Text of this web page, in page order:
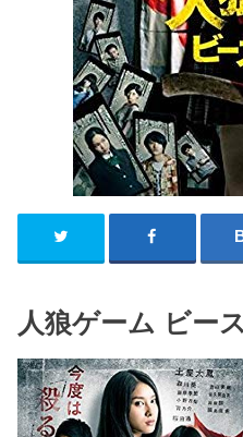
人狼ゲーム ビー